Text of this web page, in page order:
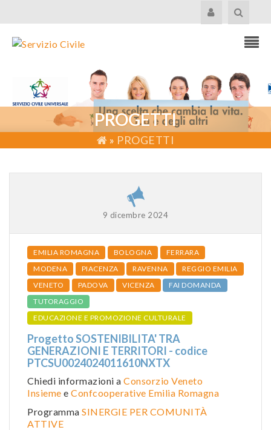
PROGETTI
» PROGETTI
9 dicembre 2024
EMILIA ROMAGNA BOLOGNA
FERRARA
MODENA
PIACENZA RAVENNA
REGGIO EMILIA
VENETO
PADOVA VICENZA
FAI DOMANDA
TUTORAGGIO
EDUCAZIONE E PROMOZIONE CULTURALE
Progetto SOSTENIBILITA' TRA
GENERAZIONI E TERRITORI - codice
PTCSU0024024011610NXTX
Chiedi informazioni a Consorzio Veneto
Insieme e Confcooperative Emilia Romagna
Programma SINERGIE PER COMUNITÀ
ATTIVE